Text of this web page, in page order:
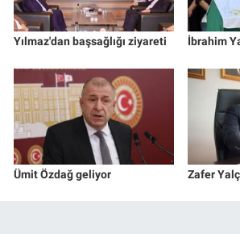
Yılmaz'dan başsağlığı ziyareti İbrahim
Ümit Özdağ geliyor Zafer